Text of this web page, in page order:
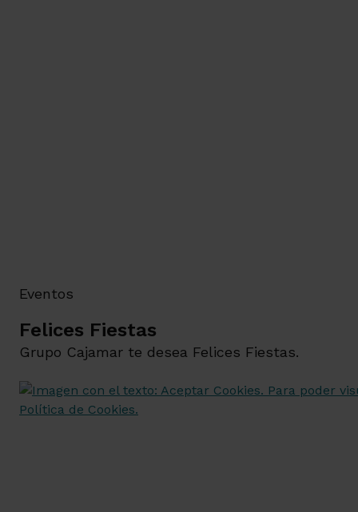
Eventos
Felices Fiestas
Grupo Cajamar te desea Felices Fiestas.